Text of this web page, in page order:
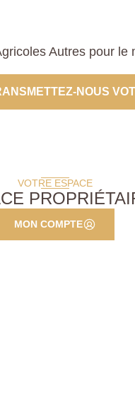
Autres pour
NOUS
VOTRE ESPACE
MON COMPTE